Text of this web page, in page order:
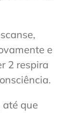
e
2 respira
até que